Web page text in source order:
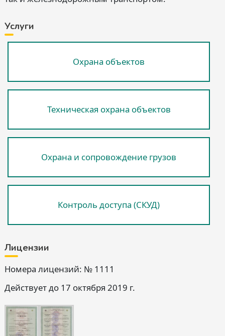
Услуги
Охрана объектов
Техническая охрана объектов
Охрана и сопровождение грузов
Контроль доступа (СКУД)
Лицензии
Номера лицензий: № 1111
Действует до 17 октября 2019 г.